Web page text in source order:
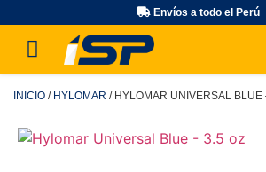
Envíos a todo el Perú
INICIO / HYLOMAR / HYLOMAR UNIVERSAL BLUE